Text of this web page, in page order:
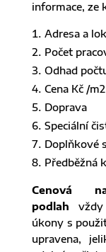
informace, ze
Adresa a
Počet
Odhad
Cena Kč /m2
Doprava
Speciální
Doplňkové
Předběžná
Cenová
podlah vždy
úkony s
upravena,